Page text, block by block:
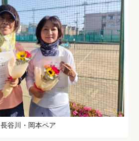
長谷川・岡本ペア